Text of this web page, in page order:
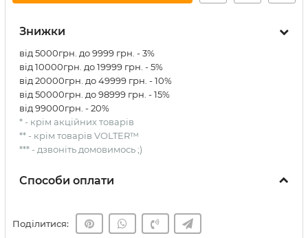
Знижки
від 5000грн. до 9999 грн. - 3%
від 10000грн. до 19999 грн. - 5%
від 20000грн. до 49999 грн. - 10%
від 50000грн. до 98999 грн. - 15%
від 99000грн. - 20%
* - крім акційних товарів
** - крім товарів VOLTER™
*** - дзвоніть домовимось ;)
Способи оплати
Поділитися: